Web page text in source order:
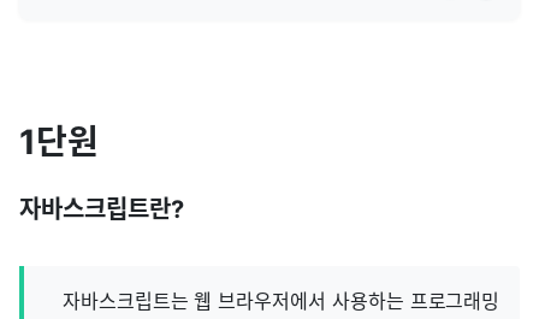
1단원
자바스크립트란?
자바스크립트는 웹 브라우저에서 사용하는 프로그래밍